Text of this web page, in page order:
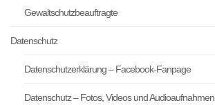
Gewaltschutzbeauftragte
Datenschutz
Datenschutzerklärung – Facebook-Fanpage
Datenschutz – Fotos, Videos und Audioaufnahmen